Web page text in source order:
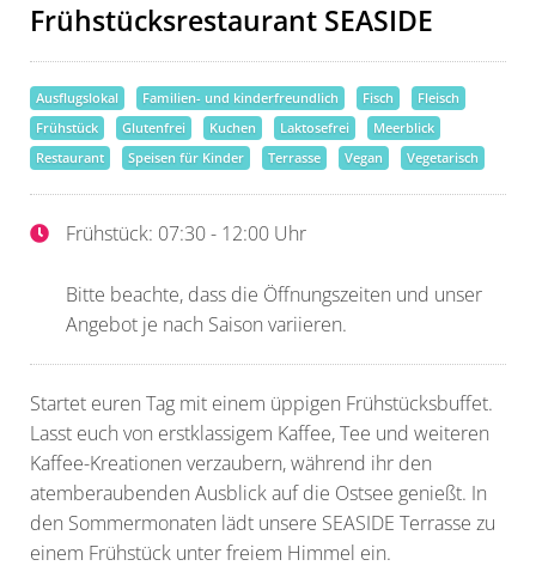
Frühstücksrestaurant SEASIDE
Ausflugslokal Familien- und kinderfreundlich Fisch
Fleisch
Frühstück
Glutenfrei Kuchen Laktosefrei
Meerblick
Restaurant
Speisen für Kinder Terrasse Vegan Vegetarisch
Frühstück: 07:30 - 12:00 Uhr
Bitte beachte, dass die Öffnungszeiten und unser
Angebot je nach Saison variieren.
Startet euren Tag mit einem üppigen Frühstücksbuffet.
Lasst euch von erstklassigem Kaffee, Tee und weiteren
Kaffee-Kreationen verzaubern, während ihr den
atemberaubenden Ausblick auf die Ostsee genießt. In
den Sommermonaten lädt unsere SEASIDE Terrasse zu
einem Frühstück unter freiem Himmel ein.